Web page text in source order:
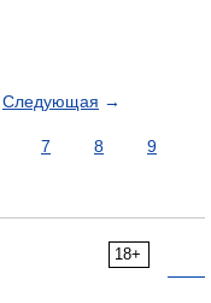
Следующая →
7 8
9
18+